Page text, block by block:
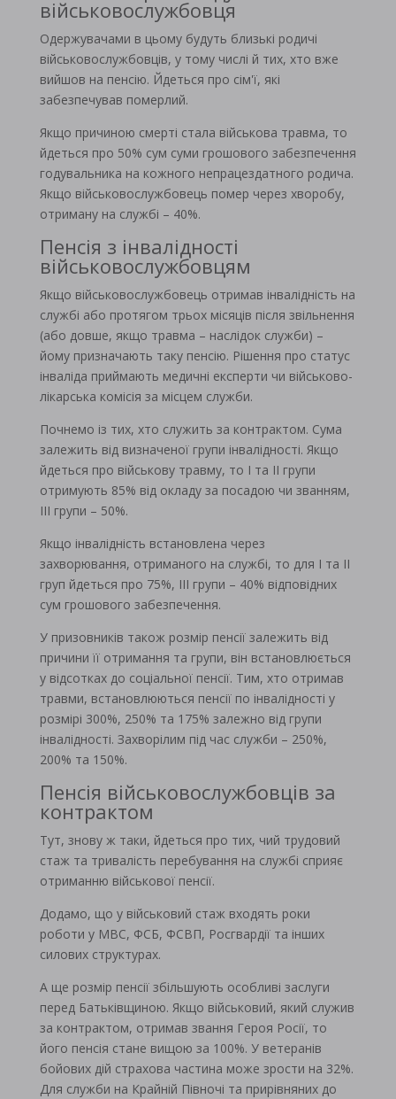
військовослужбовця
Одержувачами в цьому будуть близькі родичі
військовослужбовців, у тому числі й тих, хто вже
вийшов на пенсію. Йдеться про сім'ї, які
забезпечував померлий.
Якщо причиною смерті стала військова травма, то
йдеться про 50% сум суми грошового забезпечення
годувальника на кожного непрацездатного родича.
Якщо військовослужбовець помер через хворобу,
отриману на службі – 40%.
Пенсія з інвалідності
військовослужбовцям
Якщо військовослужбовець отримав інвалідність на
службі або протягом трьох місяців після звільнення
(або довше, якщо травма – наслідок служби) –
йому призначають таку пенсію. Рішення про статус
інваліда приймають медичні експерти чи військово-
лікарська комісія за місцем служби.
Почнемо із тих, хто служить за контрактом. Сума
залежить від визначеної групи інвалідності. Якщо
йдеться про військову травму, то І та ІІ групи
отримують 85% від окладу за посадою чи званням,
ІІІ групи – 50%.
Якщо інвалідність встановлена ​​через
захворювання, отриманого на службі, то для І та ІІ
груп йдеться про 75%, ІІІ групи – 40% відповідних
сум грошового забезпечення.
У призовників також розмір пенсії залежить від
причини її отримання та групи, він встановлюється
у відсотках до соціальної пенсії. Тим, хто отримав
травми, встановлюються пенсії по інвалідності у
розмірі 300%, 250% та 175% залежно від групи
інвалідності. Захворілим під час служби – 250%,
200% та 150%.
Пенсія військовослужбовців за
контрактом
Тут, знову ж таки, йдеться про тих, чий трудовий
стаж та тривалість перебування на службі сприяє
отриманню військової пенсії.
Додамо, що у військовий стаж входять роки
роботи у МВС, ФСБ, ФСВП, Росгвардії та інших
силових структурах.
А ще розмір пенсії збільшують особливі заслуги
перед Батьківщиною. Якщо військовий, який служив
за контрактом, отримав звання Героя Росії, то
його пенсія стане вищою за 100%. У ветеранів
бойових дій страхова частина може зрости на 32%.
Для служби на Крайній Півночі та прирівняних до